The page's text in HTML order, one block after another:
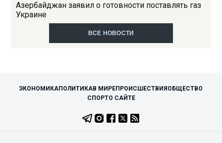
Азербайджан заявил о готовности поставлять газ
Украине
ВСЕ НОВОСТИ
ЭКОНОМИКАПОЛИТИКАВ МИРЕПРОИСШЕСТВИЯ ОБЩЕСТВО
СПОРТО САЙТЕ